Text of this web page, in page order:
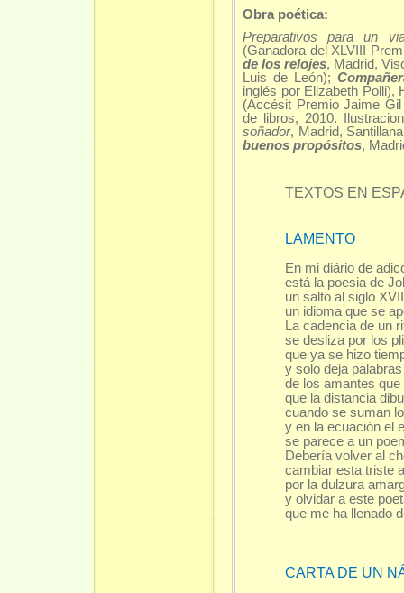
Obra poética:
Preparativos para un
(Ganadora del XLVIII
de los relojes, Madrid,
Luis de León);
inglés por Elizabeth Polli),
(Accésit Premio Jaime
de libros, 2010.
soñador, Madrid,
buenos propósitos,
TEXTOS EN
LAMENTO
En mi diário de
está la poesia de
un salto al siglo
un idioma que se
La cadencia de un
se desliza por los
que ya se hizo
y solo deja
de los amantes que
que la distancia
cuando se suman
y en la ecuación el
se parece a un
Debería volver al
cambiar esta triste
por la dulzura
y olvidar a este
que me ha llenado
CARTA DE UN